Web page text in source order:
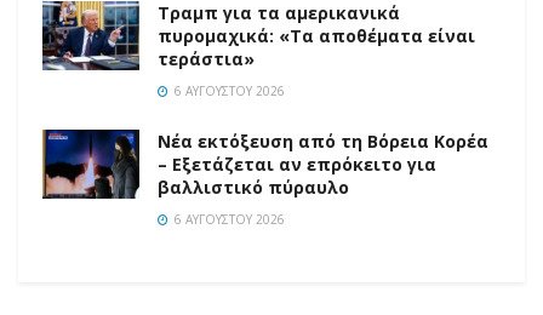
Τραμπ για τα αμερικανικά
πυρομαχικά: «Τα αποθέματα είναι
τεράστια»
6 ΑΥΓΟΎΣΤΟΥ 2026
Νέα εκτόξευση από τη Βόρεια Κορέα
– Εξετάζεται αν επρόκειτο για
βαλλιστικό πύραυλο
6 ΑΥΓΟΎΣΤΟΥ 2026